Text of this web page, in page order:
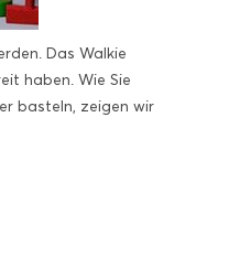
Das Walkie
haben. Wie Sie
basteln, zeigen wir